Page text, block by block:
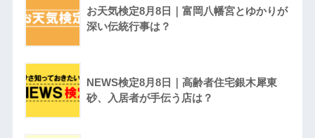
お天気検定8月8日｜富岡八幡宮とゆかりが
深い伝統行事は？
NEWS検定8月8日｜高齢者住宅銀木犀東
砂、入居者が手伝う店は？